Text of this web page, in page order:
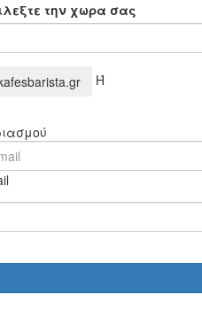
την χωρα σας
Ή